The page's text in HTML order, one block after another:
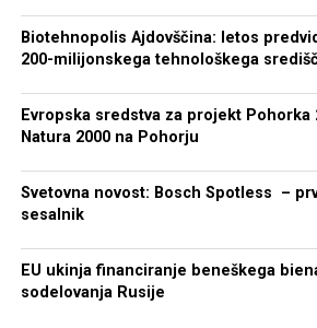
Biotehnopolis Ajdovščina: letos
200-milijonskega tehnološkega
Evropska sredstva za projekt Pohorka
Natura 2000 na Pohorju
Svetovna novost: Bosch Spotless –
sesalnik
EU ukinja financiranje beneškega
sodelovanja Rusije